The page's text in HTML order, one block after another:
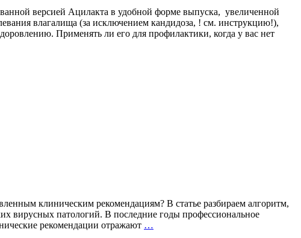
версией Ацилакта в удобной форме выпуска, увеличенной
влагалища (за исключением кандидоза, ! см. инструкцию!),
Применять ли его для профилактики, когда у вас нет
клиническим рекомендациям? В статье разбираем алгоритм,
вирусных патологий. В последние годы профессиональное
рекомендации отражают …